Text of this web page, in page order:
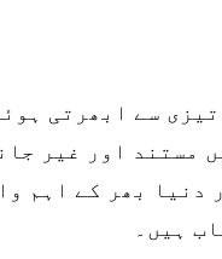
سے ابھرتی
مستند اور غیر
دنیا بھر کے اہم
ہیں۔